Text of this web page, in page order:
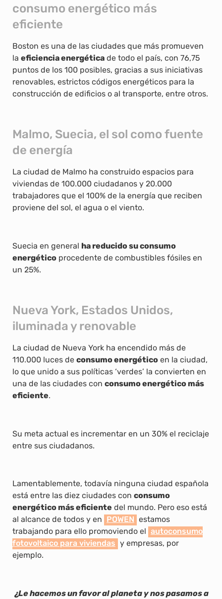
consumo energético más
eficiente
Boston es una de las ciudades que más promueven
la eficiencia energética de todo el país, con 76,75
puntos de los 100 posibles, gracias a sus iniciativas
renovables, estrictos códigos energéticos para la
construcción de edificios o al transporte, entre otros.
Malmo, Suecia, el sol como fuente
de energía
La ciudad de Malmo ha construido espacios para
viviendas de 100.000 ciudadanos y 20.000
trabajadores que el 100% de la energía que reciben
proviene del sol, el agua o el viento.
Suecia en general ha reducido su consumo
energético procedente de combustibles fósiles en
un 25%.
Nueva York, Estados Unidos,
iluminada y renovable
La ciudad de Nueva York ha encendido más de
110.000 luces de consumo energético en la ciudad,
lo que unido a sus políticas ‘verdes’ la convierten en
una de las ciudades con consumo energético más
eficiente.
Su meta actual es incrementar en un 30% el reciclaje
entre sus ciudadanos.
Lamentablemente, todavía ninguna ciudad española
está entre las diez ciudades con consumo
energético más eficiente del mundo. Pero eso está
al alcance de todos y en POWEN estamos
trabajando para ello promoviendo el autoconsumo
fotovoltaico para viviendas y empresas, por
ejemplo.
¿Le hacemos un favor al planeta y nos pasamos a